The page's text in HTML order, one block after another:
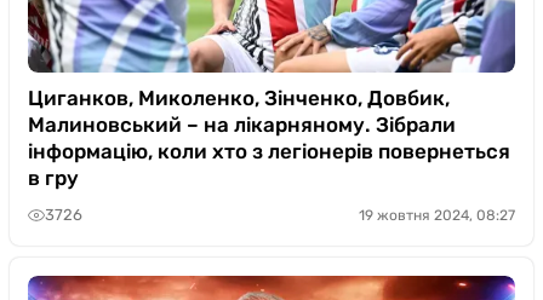
Циганков, Миколенко, Зінченко, Довбик,
Малиновський – на лікарняному. Зібрали
інформацію, коли хто з легіонерів повернеться
в гру
3726 19 жовтня 2024, 08:27